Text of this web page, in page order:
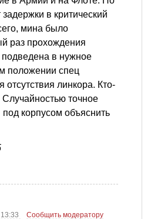
в критический
мина было
раз прохождения
в нужное
положении спец
отсутствия линкора. Кто-
Случайностью точное
корпусом объяснить
Сообщить модератору